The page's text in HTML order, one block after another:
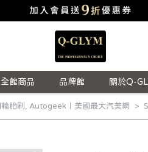
全館商品 品牌館 關於Q-
胎刷 Autogeek｜美國最大汽美網